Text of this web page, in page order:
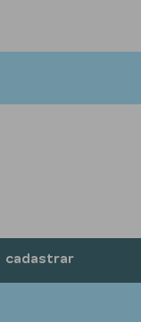
cadastrar